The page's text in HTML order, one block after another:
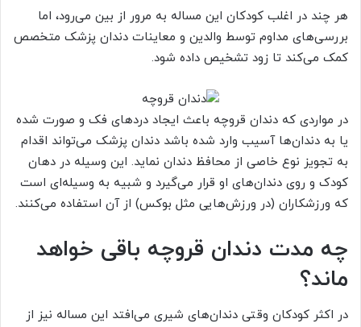
هر چند در اغلب کودکان این مساله به مرور از بین می‌رود، اما
بررسی‌های مداوم توسط والدین و معاینات دندان پزشک متخصص
کمک می‌کند تا زود تشخیص داده شود.
در مواردی که دندان قروچه باعث ایجاد دردهای فک و صورت شده
یا به دندان‌ها آسیب وارد شده باشد دندان پزشک می‌تواند اقدام
به تجویز نوع خاصی از محافظ دندان نماید. این وسیله در دهان
کودک و روی دندان‌های او قرار می‌گیرد و شبیه به وسیله‌ای است
که ورزشکاران (در ورزش‌هایی مثل بوکس) از آن استفاده می‌کنند.
چه مدت دندان قروچه باقی خواهد
ماند؟
در اکثر کودکان وقتی دندان‌های شیری می‌افتد این مساله نیز از